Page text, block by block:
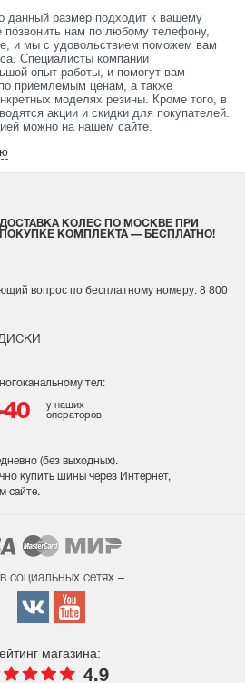
данный размер подходит к вашему
нам по любому телефону,
и мы с удовольствием поможем вам
Специалисты компании
опыт работы, и помогут вам
приемлемым ценам, а также
моделях резины. Кроме того, в
акции и скидки для покупателей.
можно на нашем сайте.
тел:
у наших
операторов
(без выходных).
купить шины через Интернет,
сайте.
ДОСТАВКА КОЛЕС ПО МОСКВЕ ПРИ
ПОКУПКЕ КОМПЛЕКТА — БЕСПЛАТНО!
вопрос по бесплатному номеру: 8 800
социальных сетях –
магазина:
4.9